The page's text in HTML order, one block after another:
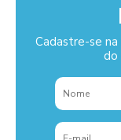
Cadastre-se
do